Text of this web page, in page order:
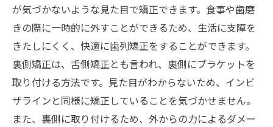
が気づかないような見た目で矯正できます。食事や歯磨
きの際に一時的に外すことができるため、生活に支障を
きたしにくく、快適に歯列矯正をすることができます。
裏側矯正は、舌側矯正とも言われ、裏側にブラケットを
取り付ける方法です。見た目がわからないため、インビ
ザラインと同様に矯正していることを気づかせません。
また、裏側に取り付けるため、外からの力によるダメー